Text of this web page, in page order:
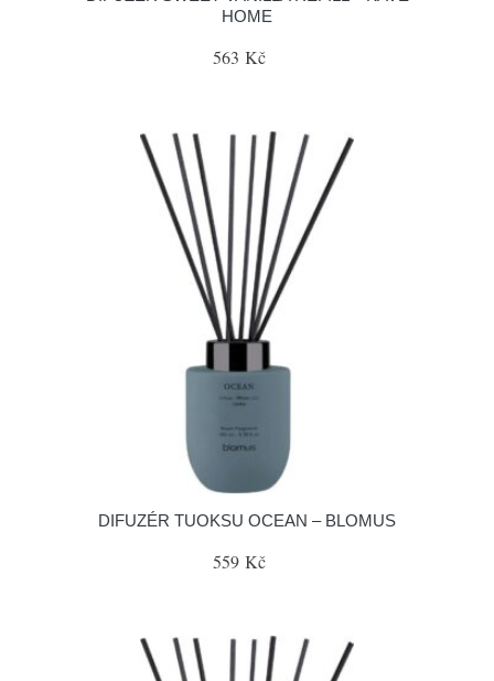
HOME
563 Kč
DIFUZÉR TUOKSU OCEAN – BLOMUS
559 Kč